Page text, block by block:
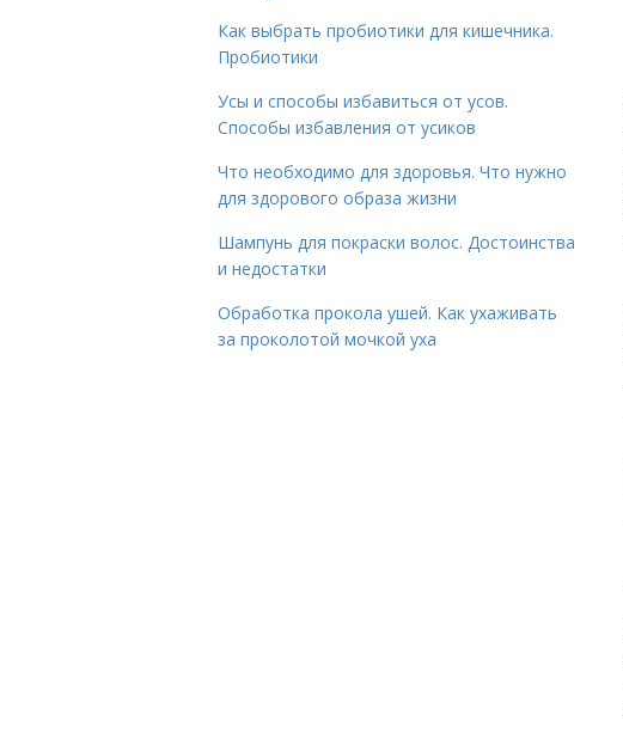
Как выбрать пробиотики для кишечника.
Пробиотики
Усы и способы избавиться от усов.
Способы избавления от усиков
Что необходимо для здоровья. Что нужно
для здорового образа жизни
Шампунь для покраски волос. Достоинства
и недостатки
Обработка прокола ушей. Как ухаживать
за проколотой мочкой уха